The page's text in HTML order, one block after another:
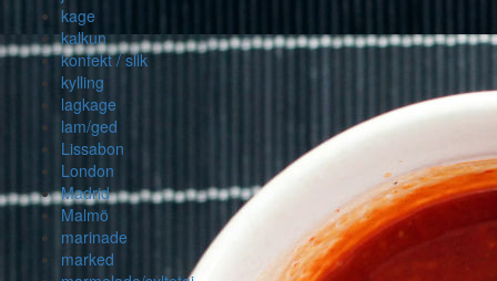
kage
kalkun
konfekt / slik
kylling
lagkage
lam/ged
Lissabon
London
Madrid
Malmö
marinade
marked